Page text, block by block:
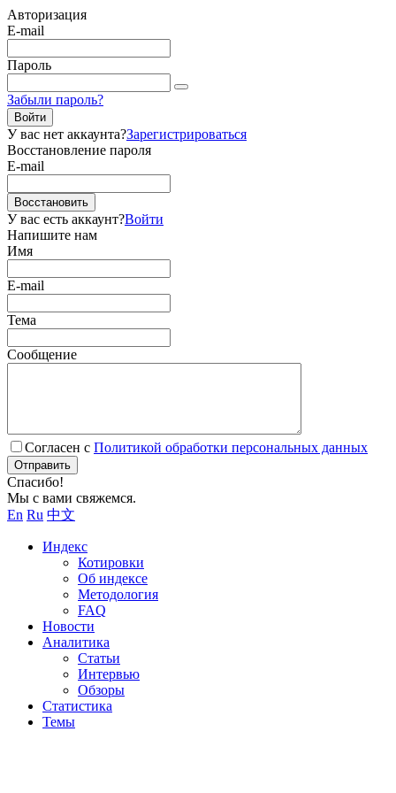
Авторизация
E-mail
Пароль
Забыли пароль?
Войти
У вас нет аккаунта?Зарегистрироваться
Восстановление пароля
E-mail
Восстановить
У вас есть аккаунт?Войти
Напишите нам
Имя
E-mail
Тема
Сообщение
Согласен с Политикой обработки персональных данных
Отправить
Спасибо!
Мы с вами свяжемся.
En Ru 中文
Индекс
Котировки
Об индексе
Методология
FAQ
Новости
Аналитика
Статьи
Интервью
Обзоры
Статистика
Темы